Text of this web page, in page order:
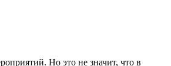
Но это не значит, что в